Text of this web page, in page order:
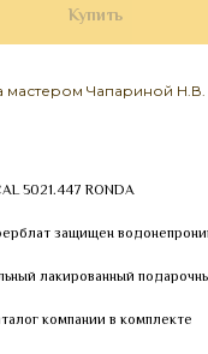
Купить
мастером Чапариной Н.В.
5021.447 RONDA
защищен
лакированный
компании в комплекте